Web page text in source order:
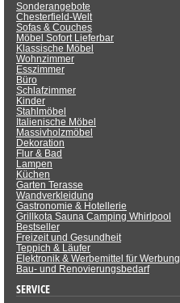
Sonderangebote
Chesterfield-Welt
Sofas & Couches
Möbel Sofort Lieferbar
Klassische Möbel
Wohnzimmer
Esszimmer
Büro
Schlafzimmer
Kinder
Stahlmöbel
Italienische Möbel
Massivholzmöbel
Dekoration
Flur & Bad
Lampen
Küchen
Garten Terasse
Wandverkleidung
Gastronomie & Hotellerie
Grillkota Sauna Camping Whirlpool
Bestseller
Freizeit und Gesundheit
Teppich & Läufer
Elektronik & Werbemittel für Werbung
Bau- und Renovierungsbedarf
SERVICE